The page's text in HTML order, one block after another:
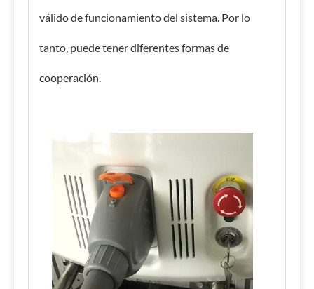
válido de funcionamiento del sistema. Por lo
tanto, puede tener diferentes formas de
cooperación.